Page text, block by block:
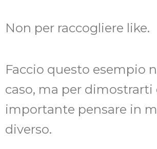
Non per raccogliere like.
Faccio questo esempio
caso, ma per dimostrarti
importante pensare in
diverso.